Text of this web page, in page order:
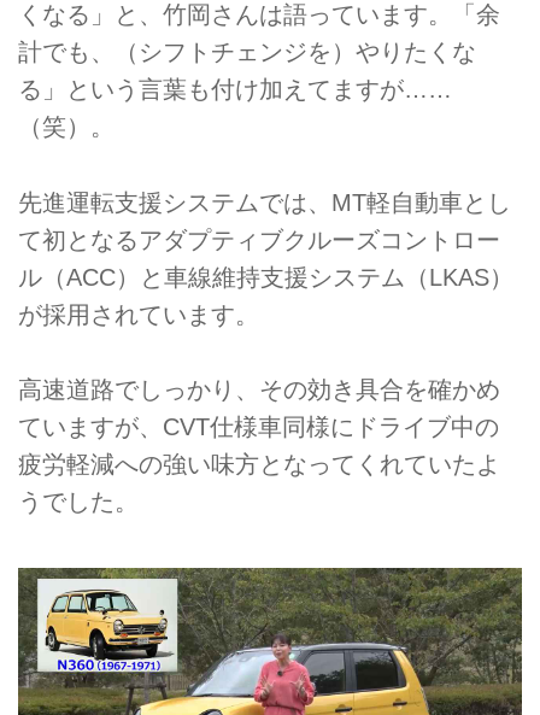
くなる」と、竹岡さんは語っています。「余
計でも、（シフトチェンジを）やりたくな
る」という言葉も付け加えてますが……
（笑）。
先進運転支援システムでは、MT軽自動車とし
て初となるアダプティブクルーズコントロー
ル（ACC）と車線維持支援システム（LKAS）
が採用されています。
高速道路でしっかり、その効き具合を確かめ
ていますが、CVT仕様車同様にドライブ中の
疲労軽減への強い味方となってくれていたよ
うでした。